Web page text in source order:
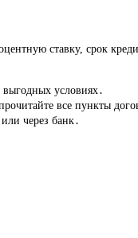
ставку, срок
выгодных условиях․
все пункты
через банк․